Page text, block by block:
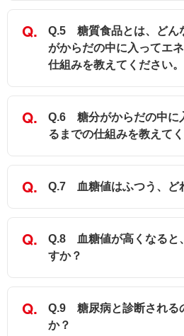
Q.5 糖質食品とは、ど
がからだの中に入ってエ
仕組みを教えてください。
Q.6 糖分がからだの中に
るまでの仕組みを教えてく
Q.7 血糖値はふつう、ど
Q.8 血糖値が高くなると
すか？
Q.9 糖尿病と診断される
か？